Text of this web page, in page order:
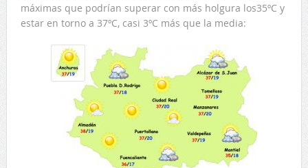
máximas que podrían superar con más holgura los35ºC y
estar en torno a 37ºC, casi 3ºC más que la media: